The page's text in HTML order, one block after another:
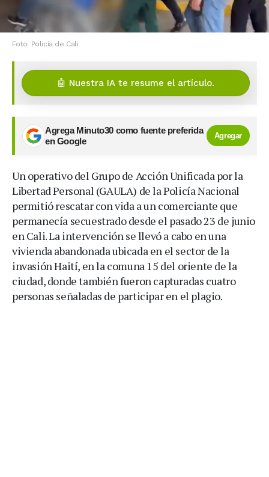
Foto: Policía de Cali
🤖 Nuestra IA te resume el artículo.
Agrega Minuto30 como fuente preferida
en Google
Agregar
Un operativo del Grupo de Acción Unificada por la
Libertad Personal (GAULA) de la Policía Nacional
permitió rescatar con vida a un comerciante que
permanecía secuestrado desde el pasado 23 de junio
en Cali. La intervención se llevó a cabo en una
vivienda abandonada ubicada en el sector de la
invasión Haití, en la comuna 15 del oriente de la
ciudad, donde también fueron capturadas cuatro
personas señaladas de participar en el plagio.